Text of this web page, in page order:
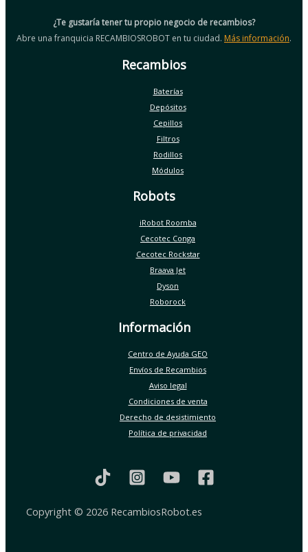
¿Te gustaría tener tu propio negocio de recambios?
Abre una franquicia RECAMBIOSROBOT en tu ciudad. Más información.
Recambios
Baterías
Depósitos
Cepillos
Filtros
Rodillos
Módulos
Robots
iRobot Roomba
Cecotec Conga
Cecotec Rockstar
Braava Jet
Dyson
Roborock
Información
Centro de Ayuda GEO
Envíos de Recambios
Aviso legal
Condiciones de venta
Derecho de desistimiento
Política de privacidad
Copyright © 2026 RecambiosRobot.es